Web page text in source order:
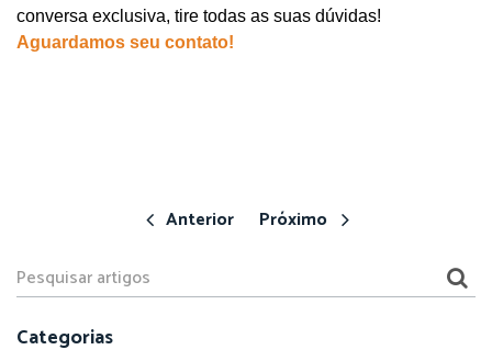
Aguardamos seu contato!
Anterior Próximo
Categorias